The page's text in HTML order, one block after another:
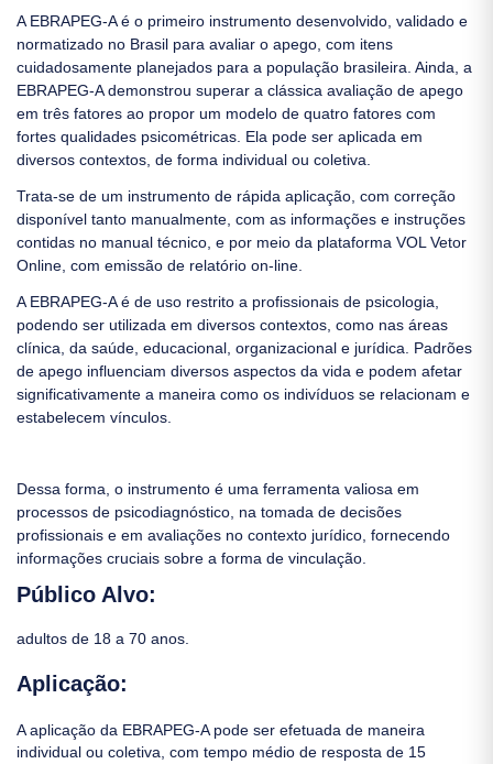
A EBRAPEG-A é o primeiro instrumento desenvolvido, validado e
normatizado no Brasil para avaliar o apego, com itens
cuidadosamente planejados para a população brasileira. Ainda, a
EBRAPEG-A demonstrou superar a clássica avaliação de apego
em três fatores ao propor um modelo de quatro fatores com
fortes qualidades psicométricas. Ela pode ser aplicada em
diversos contextos, de forma individual ou coletiva.
Trata-se de um instrumento de rápida aplicação, com correção
disponível tanto manualmente, com as informações e instruções
contidas no manual técnico, e por meio da plataforma VOL Vetor
Online, com emissão de relatório on-line.
A EBRAPEG-A é de uso restrito a profissionais de psicologia,
podendo ser utilizada em diversos contextos, como nas áreas
clínica, da saúde, educacional, organizacional e jurídica. Padrões
de apego influenciam diversos aspectos da vida e podem afetar
significativamente a maneira como os indivíduos se relacionam e
estabelecem vínculos.
Dessa forma, o instrumento é uma ferramenta valiosa em
processos de psicodiagnóstico, na tomada de decisões
profissionais e em avaliações no contexto jurídico, fornecendo
informações cruciais sobre a forma de vinculação.
Público Alvo:
adultos de 18 a 70 anos.
Aplicação:
A aplicação da EBRAPEG-A pode ser efetuada de maneira
individual ou coletiva, com tempo médio de resposta de 15